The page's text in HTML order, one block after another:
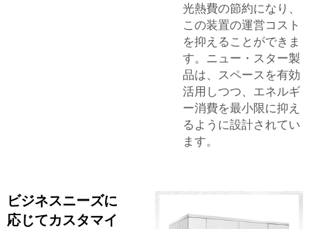
光熱費の節約になり、
この装置の運営コスト
を抑えることができま
す。ニュー・スター製
品は、スペースを有効
活用しつつ、エネルギ
ー消費を最小限に抑え
るように設計されてい
ます。
ビジネスニーズに
応じてカスタマイ